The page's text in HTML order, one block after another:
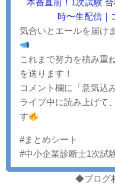
本番直前！1次試験
時〜生配信｜
気合いとエールを届け
これまで努力を積み重
を送ります！
コメント欄に「意気込
ライブ中に読み上げて
す
#まとめシート
#中小企業診断士1次試
◆ブログ